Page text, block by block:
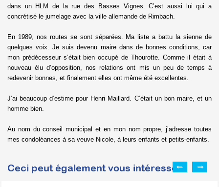
dans un HLM de la rue des Basses Vignes. C’est aussi lui qui a
concrétisé le jumelage avec la ville allemande de Rimbach.
En 1989, nos routes se sont séparées. Ma liste a battu la sienne de
quelques voix. Je suis devenu maire dans de bonnes conditions, car
mon prédécesseur s’était bien occupé de Thourotte. Comme il était à
nouveau élu d’opposition, nos relations ont mis un peu de temps à
redevenir bonnes, et finalement elles ont même été excellentes.
J’ai beaucoup d’estime pour Henri Maillard. C’était un bon maire, et un
homme bien.
Au nom du conseil municipal et en mon nom propre, j’adresse toutes
mes condoléances à sa veuve Nicole, à leurs enfants et petits-enfants.
Ceci peut également vous intéresser :